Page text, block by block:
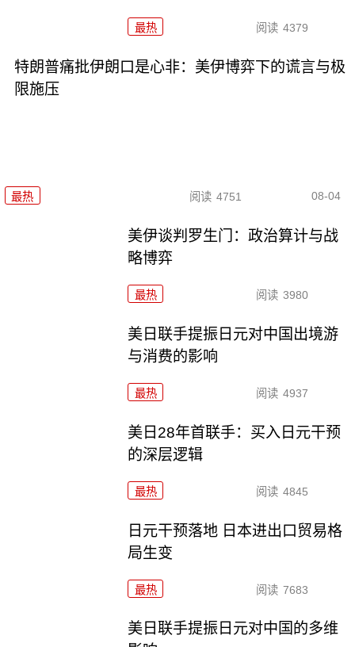
最热 阅读 4379
特朗普痛批伊朗口是心非：美伊博弈下的谎言与极
限施压
最热 阅读 4751 08-04
美伊谈判罗生门：政治算计与战
略博弈
最热 阅读 3980
美日联手提振日元对中国出境游
与消费的影响
最热 阅读 4937
美日28年首联手：买入日元干预
的深层逻辑
最热 阅读 4845
日元干预落地 日本进出口贸易格
局生变
最热 阅读 7683
美日联手提振日元对中国的多维